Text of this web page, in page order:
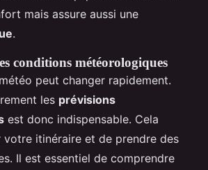
mais assure aussi une
.
conditions météorologiques
peut changer rapidement.
les prévisions
est donc indispensable. Cela
votre itinéraire et de prendre des
Il est essentiel de comprendre